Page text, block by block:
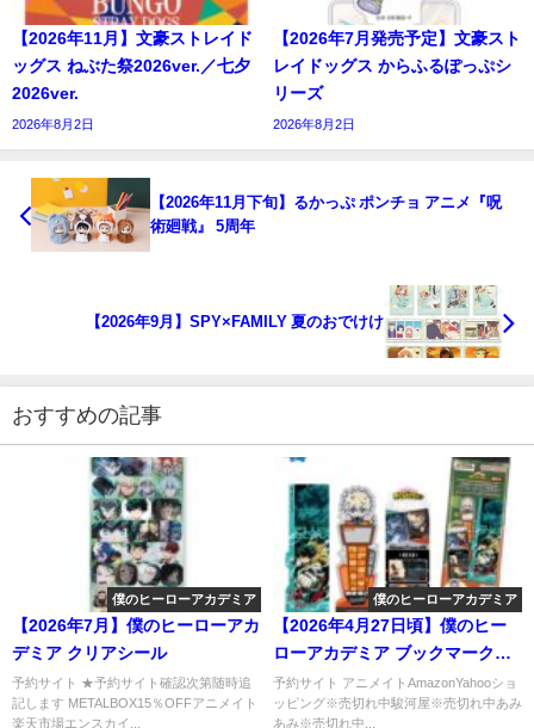
【2026年11月】文豪ストレイド
ッグス ねぶた祭2026ver.／七夕
2026ver.
2026年8月2日
【2026年7月発売予定】文豪スト
レイドッグス からふるぽっぷシ
リーズ
2026年8月2日
【2026年11月下旬】るかっぷ ポンチョ アニメ『呪
術廻戦』 5周年
【2026年9月】SPY×FAMILY 夏のおでけけ
おすすめの記事
僕のヒーローアカデミア
【2026年7月】僕のヒーローアカ
デミア クリアシール
予約サイト ★予約サイト確認次第随時追
記します METALBOX15％OFFアニメイト
楽天市場エンスカイ...
僕のヒーローアカデミア
【2026年4月27日頃】僕のヒー
ローアカデミア ブックマークコ
レクション Vol.4 2枚入り
予約サイト アニメイトAmazonYahooショ
ッピング※売切れ中駿河屋※売切れ中あみ
あみ※売切れ中...